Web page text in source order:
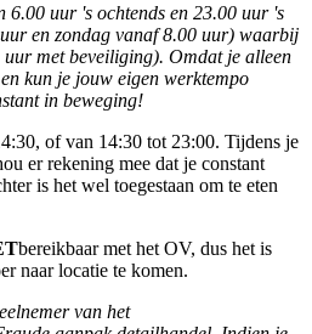
6.00 uur 's ochtends en 23.00 uur 's
en zondag vanaf 8.00 uur) waarbij
met beveiliging). Omdat je alleen
kun je jouw eigen werktempo
in beweging!
of van 14:30 tot 23:00. Tijdens je
er rekening mee dat je constant
is het wel toegestaan om te eten
bereikbaar met het OV, dus het is
naar locatie te komen.
van het